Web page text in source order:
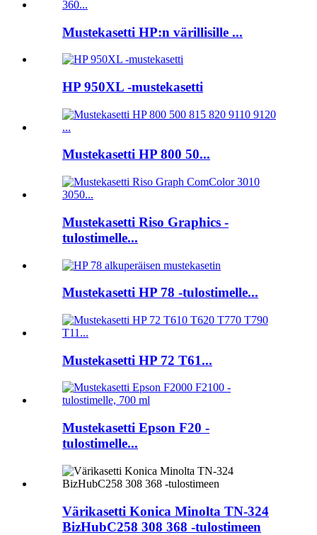
Mustekasetti HP:n värillisille ...
HP 950XL -mustekasetti
Mustekasetti HP 800 50...
Mustekasetti Riso Graphics -
tulostimelle...
Mustekasetti HP 78 -tulostimelle...
Mustekasetti HP 72 T61...
Mustekasetti Epson F20 -
tulostimelle...
Värikasetti Konica Minolta TN-324
BizHubC258 308 368 -tulostimeen